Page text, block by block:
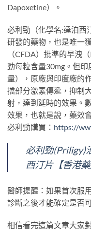
Dapoxetine）。
必利勁（化學名:達泊西
研發的藥物，也是唯一
（CFDA）批準的早洩
勁每粒含量30mg。但
量），原廠與印度廠的
擋部分激素傳遞，抑制
射，達到延時的效果。
效果，也就是說，藥效
必利勁購買： https://
必利勁(Priligy)
西汀片【香港藥
醫師提醒：如果首次服
診斷之後才能確定是否
相信看完這篇文章大家